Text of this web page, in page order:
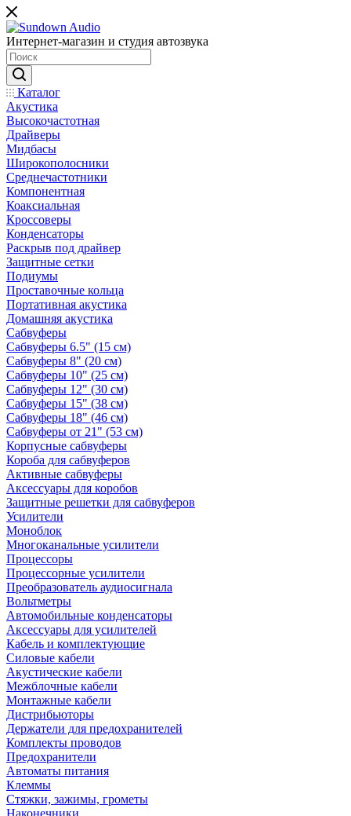
Интернет-магазин и студия автозвука
Каталог
Акустика
Высокочастотная
Драйверы
Мидбасы
Широкополосники
Среднечастотники
Компонентная
Коаксиальная
Кроссоверы
Конденсаторы
Раскрыв под драйвер
Защитные сетки
Подиумы
Проставочные кольца
Портативная акустика
Домашняя акустика
Сабвуферы
Сабвуферы 6.5" (15 см)
Сабвуферы 8" (20 см)
Сабвуферы 10" (25 см)
Сабвуферы 12" (30 см)
Сабвуферы 15" (38 см)
Сабвуферы 18" (46 см)
Сабвуферы от 21" (53 см)
Корпусные сабвуферы
Короба для сабвуферов
Активные сабвуферы
Аксессуары для коробов
Защитные решетки для сабвуферов
Усилители
Моноблок
Многоканальные усилители
Процессоры
Процессорные усилители
Преобразователь аудиосигнала
Вольтметры
Автомобильные конденсаторы
Аксессуары для усилителей
Кабель и комплектующие
Силовые кабели
Акустические кабели
Межблочные кабели
Монтажные кабели
Дистрибьюторы
Держатели для предохранителей
Комплекты проводов
Предохранители
Автоматы питания
Клеммы
Стяжки, зажимы, грометы
Наконечники